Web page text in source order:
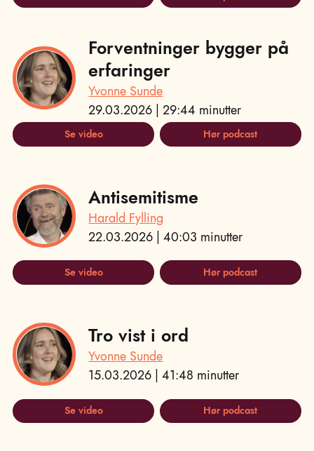
Forventninger bygger på
erfaringer
Yvonne Sunde
29.03.2026 | 29:44 minutter
Se video Hør podcast
Antisemitisme
Harald Fylling
22.03.2026 | 40:03 minutter
Se video Hør podcast
Tro vist i ord
Yvonne Sunde
15.03.2026 | 41:48 minutter
Se video Hør podcast